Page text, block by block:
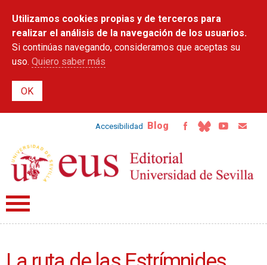
contenido
principal
Utilizamos cookies propias y de terceros para
realizar el análisis de la navegación de los usuarios.
Si continúas navegando, consideramos que aceptas su
uso. Quiero saber más
Accesibilidad Blog